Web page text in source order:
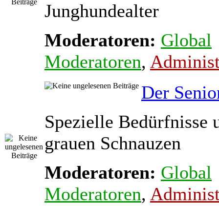
Junghundealter
Moderatoren: Global
Moderatoren,
Der
Spezielle Bedürfnisse
grauen Schnauzen
Moderatoren: Global
Moderatoren,